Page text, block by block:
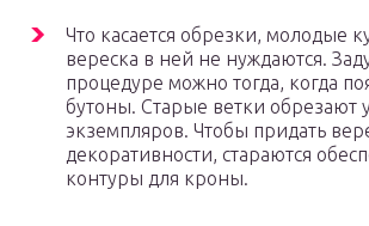
Что касается обрезки, молодые
вереска в ней не нуждаются.
процедуре можно тогда, когда
бутоны. Старые ветки обрезают
экземпляров. Чтобы придать
декоративности, стараются
контуры для кроны.